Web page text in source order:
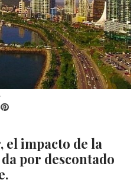
Pinterest
impacto de la
por descontado